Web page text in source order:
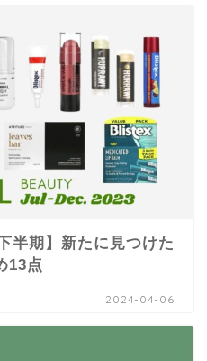
半期】新たに見つけた
13点
2024-04-06